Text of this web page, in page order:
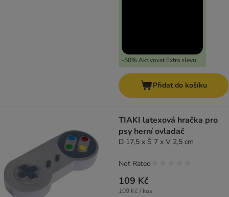
-50% Aktivovat Extra slevu
Přidat do košíku
TIAKI latexová hračka pro
psy herní ovladač
D 17,5 x Š 7 x V 2,5 cm
109 Kč
109 Kč / kus
Not Rated